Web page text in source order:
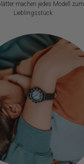
machen jedes Modell zum
Lieblingsstück.